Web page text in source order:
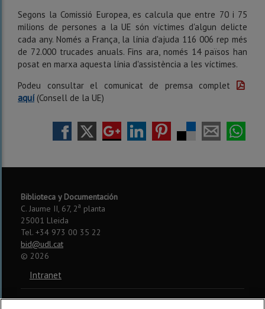
Segons la Comissió Europea, es calcula que entre 70 i 75
milions de persones a la UE són víctimes d'algun delicte
cada any. Només a França, la línia d'ajuda 116 006 rep més
de 72.000 trucades anuals. Fins ara, només 14 països han
posat en marxa aquesta línia d'assistència a les víctimes.
Podeu consultar el comunicat de premsa complet
aquí (Consell de la UE)
Biblioteca y Documentación
C. Jaume II, 67, 2a planta
25001 Lleida
Tel. +34 973 00 35 22
bid@udl.cat
© 2026
Intranet
Aviso legal